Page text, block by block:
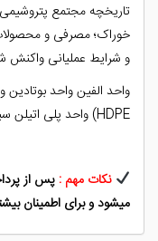
تاریخچه مجتمع
خوراک؛ مصرفی و
و شرایط عملیانی واکنش
HDPE) واحد پلی اتیلن سبک خطی ( LLDPE)
نکات مهم : پس از
میشود و برای اطمینان